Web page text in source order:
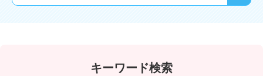
キーワード検索